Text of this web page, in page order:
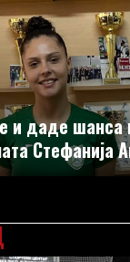
и даде шанса
Стефанија